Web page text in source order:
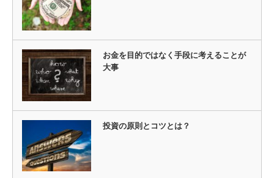
お金を目的ではなく手段に考えることが
大事
投資の原則とコツとは？